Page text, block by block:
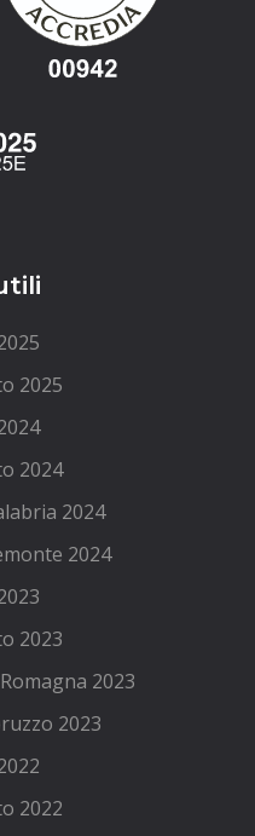
2025
2024
2024
2024
2023
2023
2023
2022